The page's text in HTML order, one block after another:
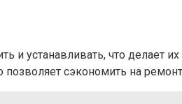
устанавливать, что делает их
сэкономить на